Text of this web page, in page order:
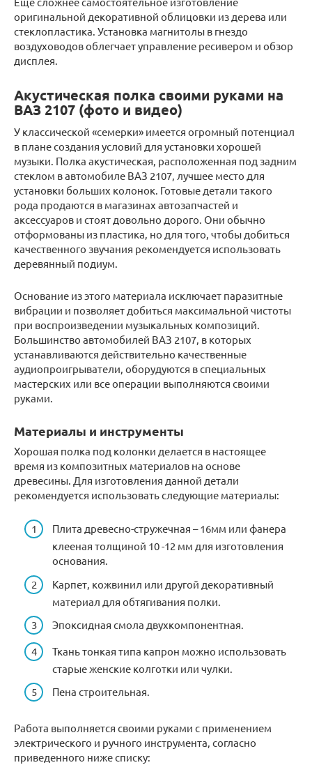
оригинальной декоративной облицовки из дерева или
стеклопластика. Установка магнитолы в гнездо
воздуховодов облегчает управление ресивером и обзор
дисплея.
Акустическая полка своими руками на
ВАЗ 2107 (фото и видео)
У классической «семерки» имеется огромный потенциал
в плане создания условий для установки хорошей
музыки. Полка акустическая, расположенная под задним
стеклом в автомобиле ВАЗ 2107, лучшее место для
установки больших колонок. Готовые детали такого
рода продаются в магазинах автозапчастей и
аксессуаров и стоят довольно дорого. Они обычно
отформованы из пластика, но для того, чтобы добиться
качественного звучания рекомендуется использовать
деревянный подиум.
Основание из этого материала исключает паразитные
вибрации и позволяет добиться максимальной чистоты
при воспроизведении музыкальных композиций.
Большинство автомобилей ВАЗ 2107, в которых
устанавливаются действительно качественные
аудиопроигрыватели, оборудуются в специальных
мастерских или все операции выполняются своими
руками.
Материалы и инструменты
Хорошая полка под колонки делается в настоящее
время из композитных материалов на основе
древесины. Для изготовления данной детали
рекомендуется использовать следующие материалы:
Плита древесно-стружечная – 16мм или фанера
клееная толщиной 10 -12 мм для изготовления
основания.
Карпет, кожвинил или другой декоративный
материал для обтягивания полки.
Эпоксидная смола двухкомпонентная.
Ткань тонкая типа капрон можно использовать
старые женские колготки или чулки.
Пена строительная.
Работа выполняется своими руками с применением
электрического и ручного инструмента, согласно
приведенного ниже списку: